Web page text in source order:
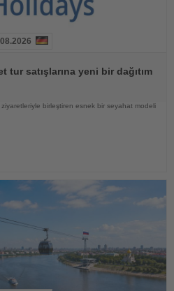
tur satışlarına yeni bir dağıtım
birleştiren esnek bir seyahat modeli